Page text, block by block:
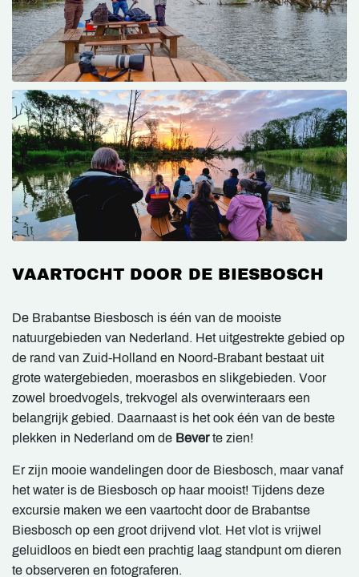
VAARTOCHT DOOR DE BIESBOSCH
De Brabantse Biesbosch is één van de mooiste
natuurgebieden van Nederland. Het uitgestrekte gebied op
de rand van Zuid-Holland en Noord-Brabant bestaat uit
grote watergebieden, moerasbos en slikgebieden. Voor
zowel broedvogels, trekvogel als overwinteraars een
belangrijk gebied. Daarnaast is het ook één van de beste
plekken in Nederland om de Beverte zien!
Er zijn mooie wandelingen door de Biesbosch, maar vanaf
het water is de Biesbosch op haar mooist! Tijdens deze
excursie maken we een vaartocht door de Brabantse
Biesbosch op een groot drijvend vlot. Het vlot is vrijwel
geluidloos en biedt een prachtig laag standpunt om dieren
te observeren en fotograferen.